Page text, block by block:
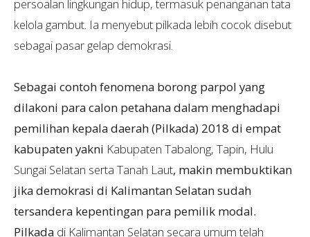
persoalan lingkungan hidup, termasuk penanganan tata
kelola gambut. Ia menyebut pilkada lebih cocok disebut
sebagai pasar gelap demokrasi.
Sebagai contoh fenomena borong parpol yang
dilakoni para calon petahana dalam menghadapi
pemilihan kepala daerah (Pilkada) 2018 di empat
kabupaten yakni Kabupaten Tabalong, Tapin, Hulu
Sungai Selatan serta Tanah Laut, makin membuktikan
jika demokrasi di Kalimantan Selatan sudah
tersandera kepentingan para pemilik modal.
Pilkada di Kalimantan Selatan secara umum telah